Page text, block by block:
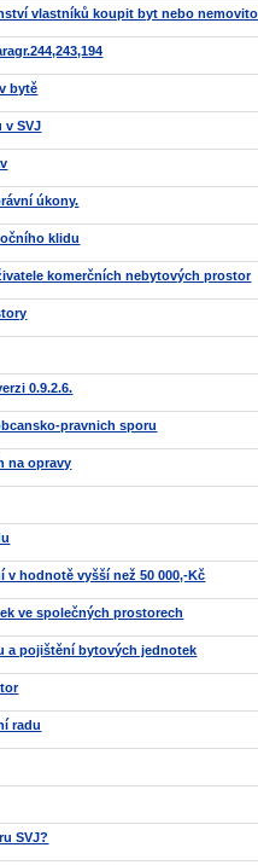
vlastníků koupit byt nebo
bytě
v SVJ
úkony.
klidu
komerčních nebytových prostor
0.9.2.6.
pravnich sporu
na opravy
v hodnotě vyšší než 50 000,-Kč
ve společných prostorech
a pojištění bytových jednotek
radu
SVJ?